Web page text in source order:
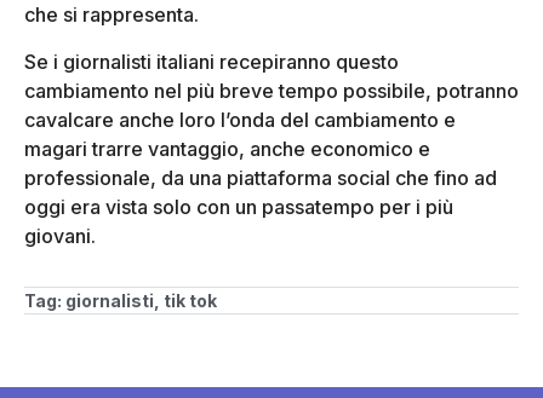
che si rappresenta.
Se i giornalisti italiani recepiranno questo
cambiamento nel più breve tempo possibile, potranno
cavalcare anche loro l’onda del cambiamento e
magari trarre vantaggio, anche economico e
professionale, da una piattaforma social che fino ad
oggi era vista solo con un passatempo per i più
giovani.
Tag: giornalisti tik tok